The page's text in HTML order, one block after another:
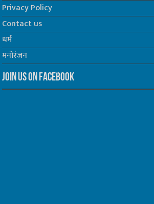
Privacy Policy
Contact us
धर्म
मनोरंजन
Join us on Facebook